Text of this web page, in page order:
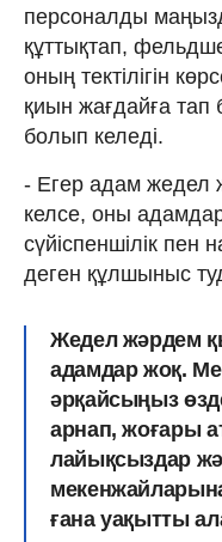
персоналды
құттықтап,
оның тектілігін
қиын жағдайға тап
болып келеді.
- Егер адам жедел
келсе, оны
сүйіспеншілік пен
деген құлшыныс
Жедел жәрдем
адамдар жоқ.
әрқайсыңыз
арнап, жоғары
лайықсыздар
ғана уақытты